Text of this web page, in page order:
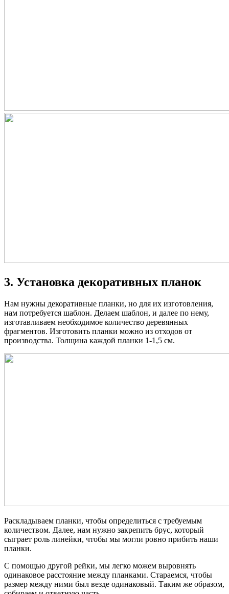
3. Установка декоративных планок
Нам нужны декоративные планки, но для их изготовления,
нам потребуется шаблон. Делаем шаблон, и далее по нему,
изготавливаем необходимое количество деревянных
фрагментов. Изготовить планки можно из отходов от
производства. Толщина каждой планки 1-1,5 см.
Раскладываем планки, чтобы определиться с требуемым
количеством. Далее, нам нужно закрепить брус, который
сыграет роль линейки, чтобы мы могли ровно прибить наши
планки.
С помощью другой рейки, мы легко можем выровнять
одинаковое расстояние между планками. Стараемся, чтобы
размер между ними был везде одинаковый. Таким же образом,